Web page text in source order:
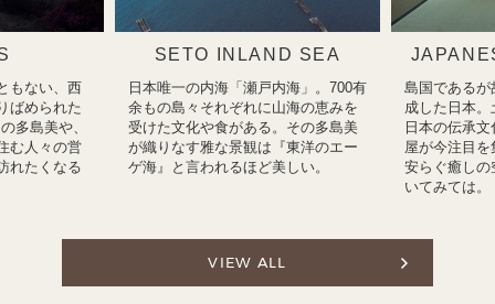
もない、西
ばめられた
多島美や、
む人々の営
れたくなる
SETO INLAND SEA
日本唯一の内海「瀬戸内海」。700有
余もの島々それぞれに山海の恵みを
受けた文化や食がある。その多島美
が織りなす雅な景観は『東洋のエー
ゲ海』と言われるほど美しい。
島国であるが
成した日本
日本の伝承
屋が今注目
安らぐ癒しの
いてみては。
VIEW ALL